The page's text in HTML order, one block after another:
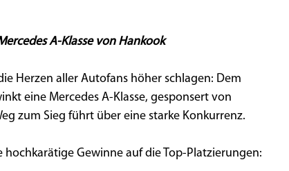
A-Klasse von Hankook
Herzen aller Autofans höher schlagen: Dem
eine Mercedes A-Klasse, gesponsert von
zum Sieg führt über eine starke Konkurrenz.
Gewinne auf die Top-Platzierungen: